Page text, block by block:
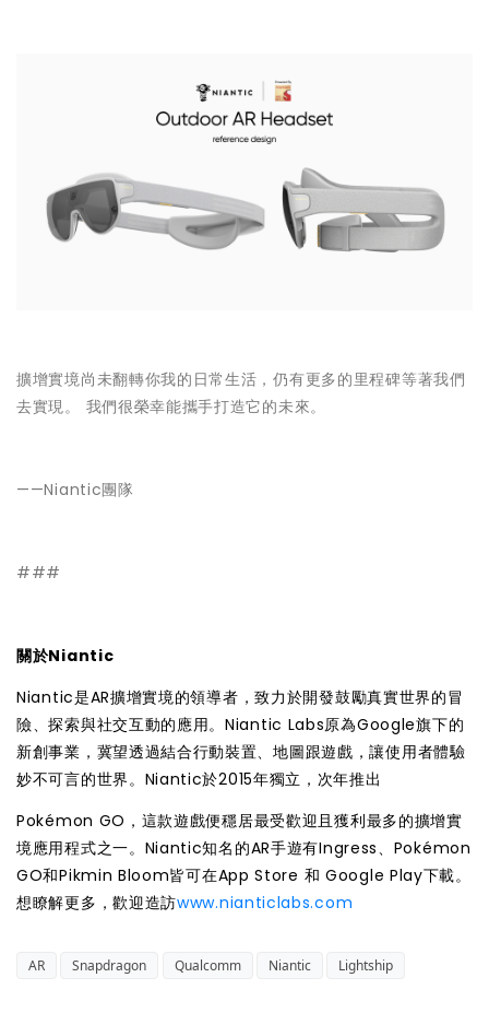
擴增實境尚未翻轉你我的日常生活，仍有更多的里程碑等著我們
去實現。 我們很榮幸能攜手打造它的未來。
——Niantic團隊
###
關於Niantic
Niantic是AR擴增實境的領導者，致力於開發鼓勵真實世界的冒
險、探索與社交互動的應用。Niantic Labs原為Google旗下的
新創事業，冀望透過結合行動裝置、地圖跟遊戲，讓使用者體驗
妙不可言的世界。Niantic於2015年獨立，次年推出
Pokémon GO，這款遊戲便穩居最受歡迎且獲利最多的擴增實
境應用程式之一。Niantic知名的AR手遊有Ingress、Pokémon
GO和Pikmin Bloom皆可在App Store 和 Google Play下載。
想瞭解更多，歡迎造訪www.nianticlabs.com
AR Snapdragon Qualcomm Niantic Lightship